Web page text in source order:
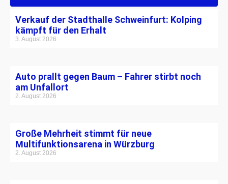
Verkauf der Stadthalle Schweinfurt: Kolping
kämpft für den Erhalt
3. August 2026
Auto prallt gegen Baum – Fahrer stirbt noch
am Unfallort
2. August 2026
Große Mehrheit stimmt für neue
Multifunktionsarena in Würzburg
2. August 2026